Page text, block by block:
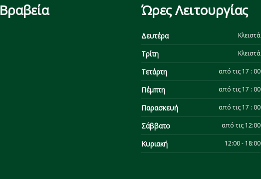
Βραβεία Ώρες Λειτουργίας
Δευτέρα Κλειστά
Τρίτη Κλειστά
Τετάρτη από τις 17 : 00
Πέμπτη από τις 17 : 00
Παρασκευή από τις 17 : 00
Σάββατο από τις 12:00
Κυριακή 12:00 - 18:00